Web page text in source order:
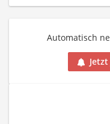
Automatisch